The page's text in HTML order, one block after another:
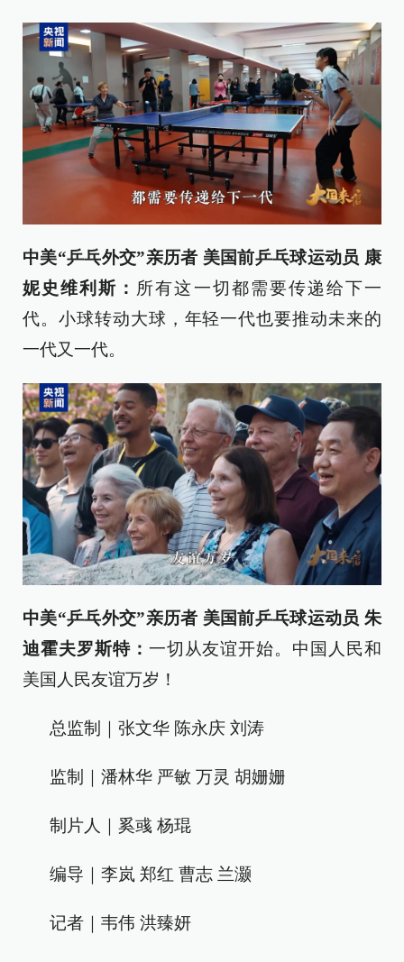
中美“乒乓外交”亲历者 美国前乒乓球运动员 康
妮史维利斯： 所有这一切都需要传递给下一
代。小球转动大球，年轻一代也要推动未来的
一代又一代。
中美“乒乓外交”亲历者 美国前乒乓球运动员 朱
迪霍夫罗斯特： 一切从友谊开始。中国人民和
美国人民友谊万岁！
总监制｜张文华 陈永庆 刘涛
监制｜潘林华 严敏 万灵 胡姗姗
制片人｜奚彧 杨琨
编导｜李岚 郑红 曹志 兰灏
记者｜韦伟 洪臻妍